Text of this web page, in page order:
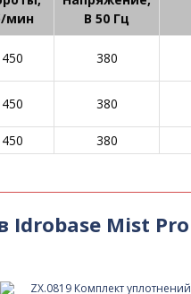
мин
В 50 Гц
380
380
380
Idrobase Mist